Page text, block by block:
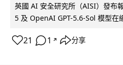
英國 AI 安全研究所（AISI）發
5 及 OpenAI GPT-5.6-Sol 模型在
21 1 ↗ 分享